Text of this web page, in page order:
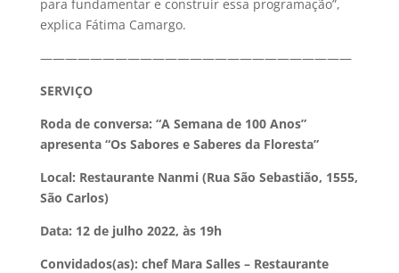
para fundamentar e construir essa programação”,
explica Fátima Camargo.
—————————————————————————
SERVIÇO
Roda de conversa: “A Semana de 100 Anos”
apresenta “Os Sabores e Saberes da Floresta”
Local: Restaurante Nanmi (Rua São Sebastião, 1555,
São Carlos)
Data: 12 de julho 2022, às 19h
Convidados(as): chef Mara Salles – Restaurante